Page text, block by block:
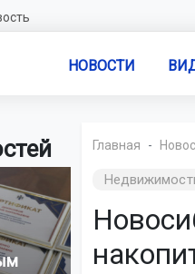
НОВОСТИ
Главная